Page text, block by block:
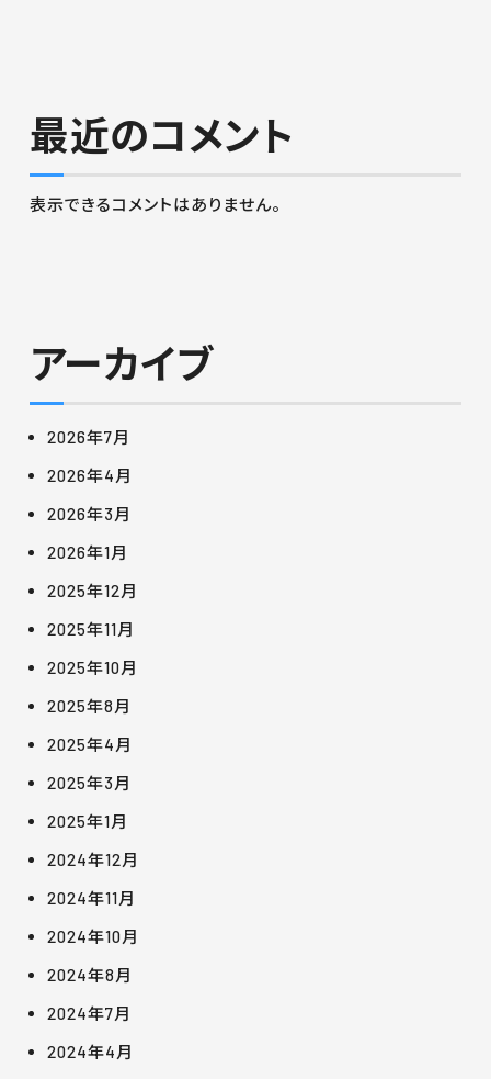
最近のコメント
表示できるコメントはありません。
アーカイブ
2026年7月
2026年4月
2026年3月
2026年1月
2025年12月
2025年11月
2025年10月
2025年8月
2025年4月
2025年3月
2025年1月
2024年12月
2024年11月
2024年10月
2024年8月
2024年7月
2024年4月